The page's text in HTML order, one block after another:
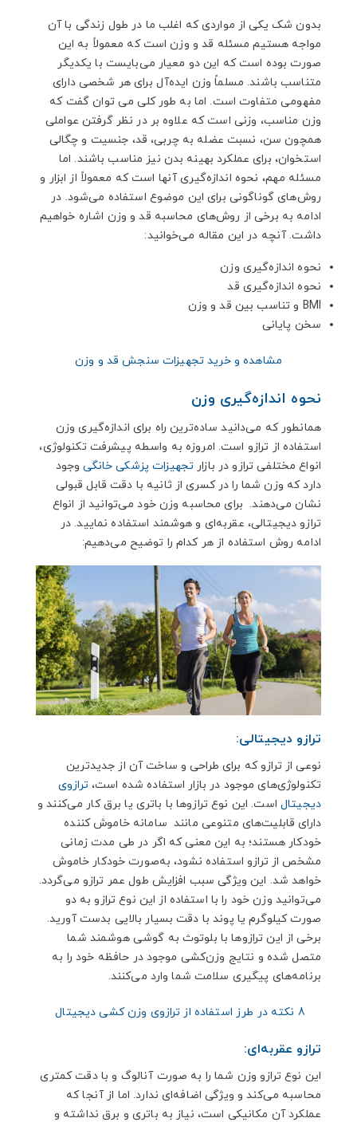
بدون شک یکی از مواردی که اغلب ما در طول زندگی با آن
مواجه هستیم مسئله قد و وزن است که معمولاً به این
صورت بوده است که این دو معیار می‌بایست با یکدیگر
متناسب باشند. مسلماً وزن ایده‌آل برای هر شخصی دارای
مفهومی متفاوت است. اما به طور کلی می توان گفت که
وزن مناسب، وزنی است که علاوه بر در نظر گرفتن عواملی
همچون سن، نسبت عضله به چربی، قد، جنسیت و چگالی
استخوان، برای عملکرد بهینه‌ بدن نیز مناسب باشند. اما
مسئله مهم، نحوه اندازه‌گیری آنها است که معمولاً از ابزار و
روش‌های گوناگونی برای این موضوع استفاده می‌شود. در
ادامه به برخی از روش‌های محاسبه قد و وزن اشاره خواهیم
داشت. آنچه در این مقاله می‌خوانید:
نحوه اندازه‌گیری وزن
نحوه اندازه‌گیری قد
BMI و تناسب بین قد و وزن
سخن پایانی
مشاهده و خرید تجهیزات سنجش قد و وزن
نحوه اندازه‌گیری وزن
همانطور که می‌دانید ساده‌ترین راه برای اندازه‌گیری وزن
استفاده از ترازو است. امروزه به واسطه پیشرفت تکنولوژی،
انواع مختلفی ترازو در بازار تجهیزات پزشکی خانگیوجود
دارد که وزن شما را در کسری از ثانیه با دقت قابل قبولی
نشان می‌دهند. برای محاسبه وزن خود می‌توانید از انواع
ترازو دیجیتالی، عقربه‌ای و هوشمند استفاده نمایید. در
ادامه روش استفاده از هر کدام را توضیح می‌دهیم:
ترازو دیجیتالی:
نوعی از ترازو که برای طراحی و ساخت آن از جدیدترین
تکنولوژی‌های موجود در بازار استفاده شده است،ترازوی
دیجیتالاست. این نوع ترازوها با باتری یا برق کار می‌کنند و
دارای قابلیت‌های متنوعی مانند سامانه خاموش کننده
خودکار هستند؛ به این معنی که اگر در طی مدت زمانی
مشخص از ترازو استفاده نشود، به‌صورت خودکار خاموش
خواهد شد. این ویژگی سبب افزایش طول عمر ترازو می‌گردد.
می‌توانید وزن خود را با استفاده از این نوع ترازو به دو
صورت کیلوگرم یا پوند با دقت بسیار بالایی بدست آورید.
برخی از این ترازوها با بلوتوث به گوشی هوشمند شما
متصل شده و نتایج وزن‌کشی موجود در حافظه خود را به
برنامه‌های پیگیری سلامت شما وارد می‌کنند.
8 نکته در طرز استفاده از ترازوی وزن کشی دیجیتال
ترازو عقربه‌ای:
این نوع ترازو وزن شما را به صورت آنالوگ و با دقت کمتری
محاسبه می‌کند و ویژگی اضافه‌ای ندارد. اما از آنجا که
عملکرد آن مکانیکی است، نیاز به باتری و برق نداشته و